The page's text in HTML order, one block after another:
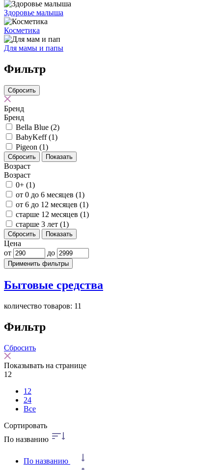
Здоровье малыша
Косметика
Для мамы и папы
Фильтр
Бренд
Бренд
Bella Blue (2)
BabyKeff (1)
Pigeon (1)
Сбросить Показать
Возраст
Возраст
0+ (1)
от 0 до 6 месяцев (1)
от 6 до 12 месяцев (1)
старше 12 месяцев (1)
старше 3 лет (1)
Сбросить Показать
Цена
от
до
Применить фильтры
Бытовые средства
количество товаров: 11
Фильтр
Сбросить
Показывать на странице
12
12
24
Все
Сортировать
По названию
По названию